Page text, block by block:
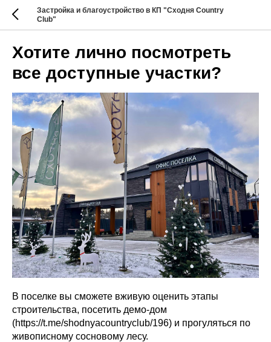
Застройка и благоустройство в КП "Сходня Country
Club"
Хотите лично посмотреть
все доступные участки?
В поселке вы сможете вживую оценить этапы
строительства, посетить демо-дом
(https://t.me/shodnyacountryclub/196) и прогуляться по
живописному сосновому лесу.